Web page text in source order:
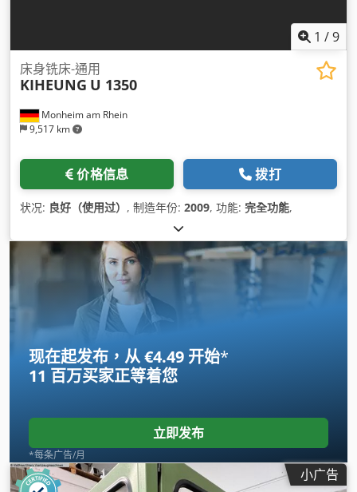
1 /9
Monheim am Rhein
9,517 km
床身铣床-通用
KIHEUNG U 1350
价格信息 拨打
状况: 良好（使用过） , 制造年份: 2009, 功能: 完全功能,
现在起发布，从 €4.49 开始*
11 百万买家正等着您
立即发布
*每条广告/月
小广告